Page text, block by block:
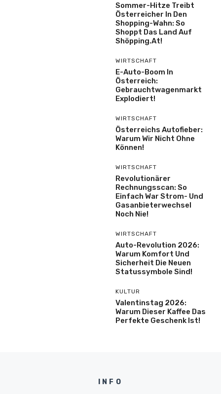
Sommer-Hitze Treibt
Österreicher In Den
Shopping-Wahn: So
Shoppt Das Land Auf
Shöpping.at!
WIRTSCHAFT
E-Auto-Boom In
Österreich:
Gebrauchtwagenmarkt
Explodiert!
WIRTSCHAFT
Österreichs Autofieber:
Warum Wir Nicht Ohne
Können!
WIRTSCHAFT
Revolutionärer
Rechnungsscan: So
Einfach War Strom- Und
Gasanbieterwechsel
Noch Nie!
WIRTSCHAFT
Auto-Revolution 2026:
Warum Komfort Und
Sicherheit Die Neuen
Statussymbole Sind!
KULTUR
Valentinstag 2026:
Warum Dieser Kaffee Das
Perfekte Geschenk Ist!
INFO